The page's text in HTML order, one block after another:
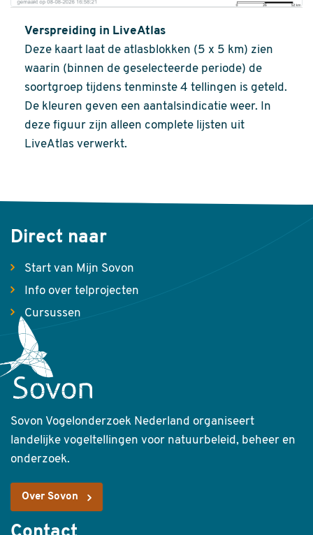
Verspreiding in LiveAtlas
Deze kaart laat de atlasblokken (5 x 5 km) zien
waarin (binnen de geselecteerde periode) de
soortgroep tijdens tenminste 4 tellingen is geteld.
De kleuren geven een aantalsindicatie weer. In
deze figuur zijn alleen complete lijsten uit
LiveAtlas verwerkt.
Direct naar
Start van Mijn Sovon
Info over telprojecten
Cursussen
Sovon Vogelonderzoek Nederland organiseert
landelijke vogeltellingen voor natuurbeleid, beheer en
onderzoek.
Over Sovon